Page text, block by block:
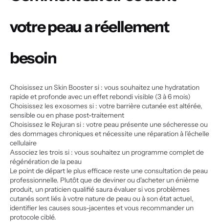
votre peau a réellement
besoin
Choisissez un Skin Booster si : vous souhaitez une hydratation
rapide et profonde avec un effet rebondi visible (3 à 6 mois)
Choisissez les exosomes si : votre barrière cutanée est altérée,
sensible ou en phase post-traitement
Choisissez le Rejuran si : votre peau présente une sécheresse ou
des dommages chroniques et nécessite une réparation à l'échelle
cellulaire
Associez les trois si : vous souhaitez un programme complet de
régénération de la peau
Le point de départ le plus efficace reste une consultation de peau
professionnelle. Plutôt que de deviner ou d'acheter un énième
produit, un praticien qualifié saura évaluer si vos problèmes
cutanés sont liés à votre nature de peau ou à son état actuel,
identifier les causes sous-jacentes et vous recommander un
protocole ciblé.